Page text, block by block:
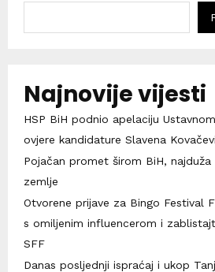
Najnovije vijesti
HSP BiH podnio apelaciju
ovjere kandidature Slavena
Pojačan promet širom BiH,
zemlje
Otvorene prijave za Bingo Festival
s omiljenim influencerom i
SFF
Danas posljednji ispraćaj i ukop